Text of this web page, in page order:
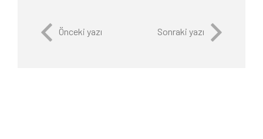
Önceki yazı Sonraki yazı